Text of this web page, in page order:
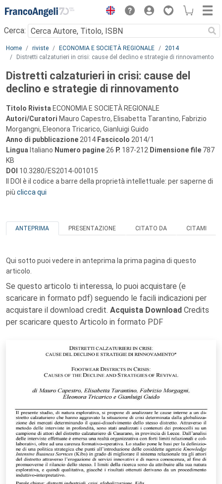
Menu
Cerca:
Main content
Home riviste ECONOMIA E SOCIETÀ REGIONALE
2014
Distretti calzaturieri in crisi: cause del declino e strategie di rinnovamento
Distretti calzaturieri in crisi: cause del
declino e strategie di rinnovamento
Titolo Rivista ECONOMIA E SOCIETÀ REGIONALE
Autori/Curatori Mauro Capestro, Elisabetta Tarantino, Fabrizio
Morgangni, Eleonora Tricarico, Gianluigi Guido
Anno di pubblicazione 2014 Fascicolo 2014/1
Lingua Italiano Numero pagine 26 P. 187-212 Dimensione file 787
KB
DOI 10.3280/ES2014-001015
Il DOI è il codice a barre della proprietà intellettuale: per saperne di
più clicca qui
ANTEPRIMA PRESENTAZIONE CITATO DA CITAMI
Qui sotto puoi vedere in anteprima la prima pagina di questo
articolo.
Se questo articolo ti interessa, lo puoi acquistare (e
scaricare in formato pdf) seguendo le facili indicazioni per
acquistare il download credit. Acquista Download Credits
per scaricare questo Articolo in formato PDF